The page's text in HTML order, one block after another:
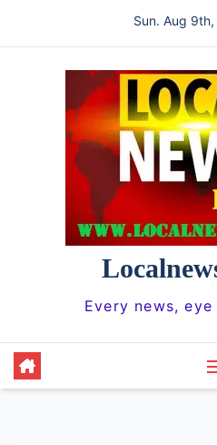
Sun. Aug
Every news,